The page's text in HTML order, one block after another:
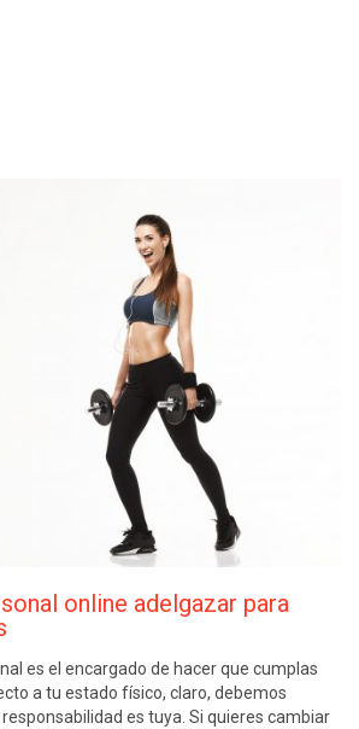
online adelgazar para
es el encargado de hacer que cumplas
a tu estado físico, claro, debemos
es tuya. Si quieres cambiar